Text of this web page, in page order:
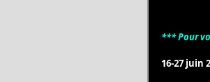
*** Pour
16-27 juin